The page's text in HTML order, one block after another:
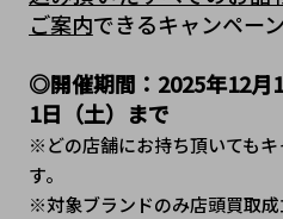
ご案内できるキャンペー
◎開催期間：2025年12月
1日（土）まで
※どの店舗にお持ち頂いても
す。
※対象ブランドのみ店頭買取成